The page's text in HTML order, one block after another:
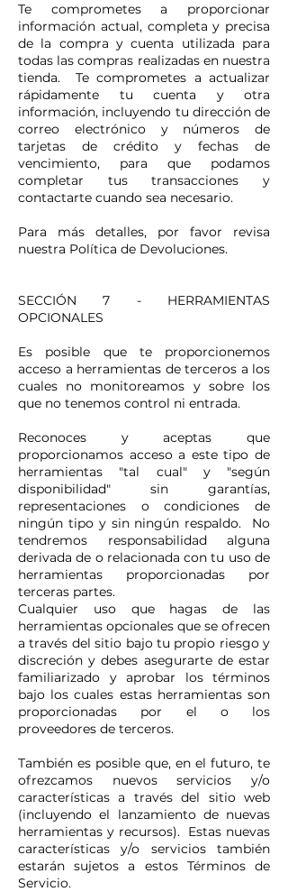
Te comprometes a proporcionar
información actual, completa y precisa
de la compra y cuenta utilizada para
todas las compras realizadas en nuestra
tienda. Te comprometes a actualizar
rápidamente tu cuenta y otra
información, incluyendo tu dirección de
correo electrónico y números de
tarjetas de crédito y fechas de
vencimiento, para que podamos
completar tus transacciones y
contactarte cuando sea necesario.
Para más detalles, por favor revisa
nuestra Política de Devoluciones.
SECCIÓN 7 - HERRAMIENTAS
OPCIONALES
Es posible que te proporcionemos
acceso a herramientas de terceros a los
cuales no monitoreamos y sobre los
que no tenemos control ni entrada.
Reconoces y aceptas que
proporcionamos acceso a este tipo de
herramientas "tal cual" y "según
disponibilidad" sin garantías,
representaciones o condiciones de
ningún tipo y sin ningún respaldo. No
tendremos responsabilidad alguna
derivada de o relacionada con tu uso de
herramientas proporcionadas por
terceras partes.
Cualquier uso que hagas de las
herramientas opcionales que se ofrecen
a través del sitio bajo tu propio riesgo y
discreción y debes asegurarte de estar
familiarizado y aprobar los términos
bajo los cuales estas herramientas son
proporcionadas por el o los
proveedores de terceros.
También es posible que, en el futuro, te
ofrezcamos nuevos servicios y/o
características a través del sitio web
(incluyendo el lanzamiento de nuevas
herramientas y recursos). Estas nuevas
características y/o servicios también
estarán sujetos a estos Términos de
Servicio.